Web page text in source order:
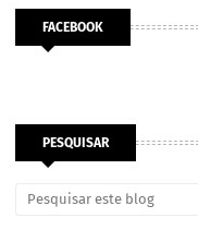
FACEBOOK
PESQUISAR